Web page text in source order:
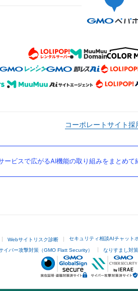
コーポレートサイト採
ビスで広がるAI機能の取り組みをまとめて
Webサイトリスク診断 セキュリティ相談AIチャット
イバー攻撃対策（GMO Flatt Security） なりすまし対策